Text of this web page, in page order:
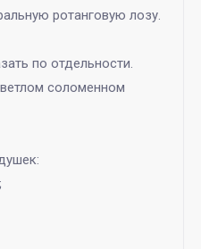
ротанговую лозу.
по отдельности.
соломенном